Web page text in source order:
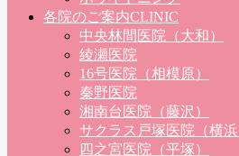
各院のご案内CLINIC
中央林間医院（大和）
綾瀬医院
16号医院（相模原）
秦野医院
湘南台医院（藤沢）
サクラス戸塚医院（横浜
四之宮医院（平塚）